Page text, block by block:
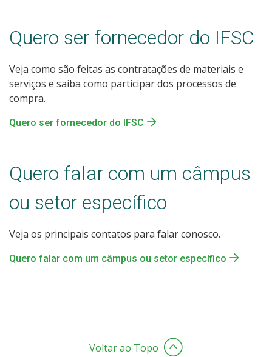
Quero ser fornecedor do IFSC
Veja como são feitas as contratações de materiais e
serviços e saiba como participar dos processos de
compra.
Quero ser fornecedor do IFSC
Quero falar com um câmpus
ou setor específico
Veja os principais contatos para falar conosco.
Quero falar com um câmpus ou setor específico
Voltar ao Topo